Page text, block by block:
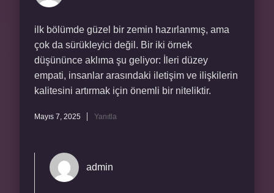
ilk bölümde güzel bir zemin hazırlanmış, ama
çok da sürükleyici değil. Bir iki örnek
düşününce aklıma şu geliyor: İleri düzey
empati, insanlar arasındaki iletişim ve ilişkilerin
kalitesini artırmak için önemli bir niteliktir.
Mayıs 7, 2025 Yanıtla
admin